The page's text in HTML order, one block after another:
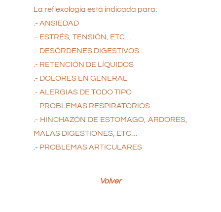
La reflexología está indicada para:
.- ANSIEDAD
.- ESTRÉS, TENSIÓN, ETC…
.- DESÓRDENES DIGESTIVOS
.- RETENCIÓN DE LÍQUIDOS
.- DOLORES EN GENERAL
.- ALERGIAS DE TODO TIPO
.- PROBLEMAS RESPIRATORIOS
.- HINCHAZÓN DE ESTOMAGO, ARDORES,
MALAS DIGESTIONES, ETC…
.- PROBLEMAS ARTICULARES
Volver